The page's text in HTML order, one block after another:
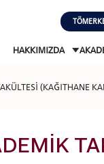
HAKKIMIZDA
(KAĞITHANE